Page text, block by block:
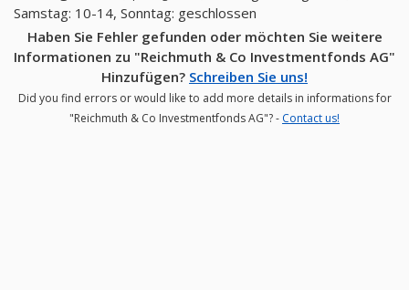
Samstag: 10-14, Sonntag: geschlossen
Haben Sie Fehler gefunden oder möchten Sie weitere
Informationen zu "Reichmuth & Co Investmentfonds AG"
Hinzufügen? Schreiben Sie uns!
Did you find errors or would like to add more details in informations for
"Reichmuth & Co Investmentfonds AG"? - Contact us!